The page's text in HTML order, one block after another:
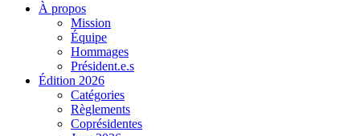
À propos
Mission
Équipe
Hommages
Président.e.s
Édition 2026
Catégories
Règlements
Coprésidentes